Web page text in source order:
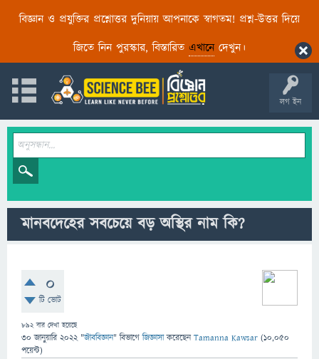
বিজ্ঞান ও প্রযুক্তির প্রশ্নোত্তর দুনিয়ায় আপনাকে স্বাগতম! প্রশ্ন-উত্তর দিয়ে
জিতে নিন পুরস্কার, বিস্তারিত এখানেদেখুন।
লগ ইন
মানবদেহের সবচেয়ে বড় অস্থির নাম কি?
0
টি ভোট
892বার দেখা হয়েছে
30 জানুয়ারি 2022 "জীববিজ্ঞান" বিভাগে জিজ্ঞাসাকরেছেনTamanna Kawsar (10,050
পয়েন্ট)